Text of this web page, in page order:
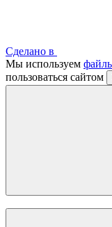
Сделано в
Мы используем
пользоваться сайтом